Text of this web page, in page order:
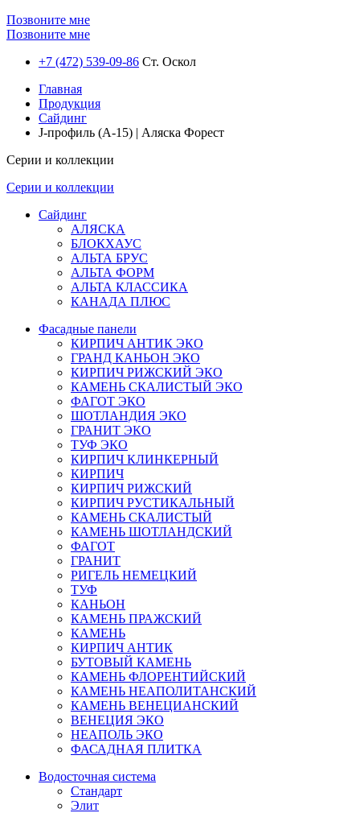
Позвоните мне
Позвоните мне
+7 (472) 539-09-86 Ст. Оскол
Главная
Продукция
Сайдинг
J-профиль (А-15) | Аляска Форест
Серии и коллекции
Серии и коллекции
Сайдинг
АЛЯСКА
БЛОКХАУС
АЛЬТА БРУС
АЛЬТА ФОРМ
АЛЬТА КЛАССИКА
КАНАДА ПЛЮС
Фасадные панели
КИРПИЧ АНТИК ЭКО
ГРАНД КАНЬОН ЭКО
КИРПИЧ РИЖСКИЙ ЭКО
КАМЕНЬ СКАЛИСТЫЙ ЭКО
ФАГОТ ЭКО
ШОТЛАНДИЯ ЭКО
ГРАНИТ ЭКО
ТУФ ЭКО
КИРПИЧ КЛИНКЕРНЫЙ
КИРПИЧ
КИРПИЧ РИЖСКИЙ
КИРПИЧ РУСТИКАЛЬНЫЙ
КАМЕНЬ СКАЛИСТЫЙ
КАМЕНЬ ШОТЛАНДСКИЙ
ФАГОТ
ГРАНИТ
РИГЕЛЬ НЕМЕЦКИЙ
ТУФ
КАНЬОН
КАМЕНЬ ПРАЖСКИЙ
КАМЕНЬ
КИРПИЧ АНТИК
БУТОВЫЙ КАМЕНЬ
КАМЕНЬ ФЛОРЕНТИЙСКИЙ
КАМЕНЬ НЕАПОЛИТАНСКИЙ
КАМЕНЬ ВЕНЕЦИАНСКИЙ
ВЕНЕЦИЯ ЭКО
НЕАПОЛЬ ЭКО
ФАСАДНАЯ ПЛИТКА
Водосточная система
Стандарт
Элит